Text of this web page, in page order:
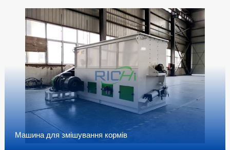
Машина для змішування кормів